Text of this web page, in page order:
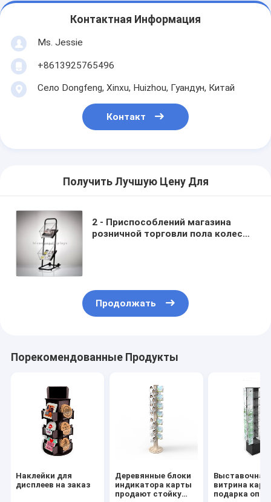
Контактная Информация
Ms. Jessie
+8613925765496
Село Dongfeng, Xinxu, Huizhou, Гуандун, Китай
Контакт
Получить Лучшую Цену Для
2 - Приспособлений магазина
розничной торговли пола колеса
Продолжать
Порекомендованные Продукты
Наклейки для
дисплеев на заказ
Деревянные блоки
индикатора карты
продают стойку
Выставочная
витрина
подарка